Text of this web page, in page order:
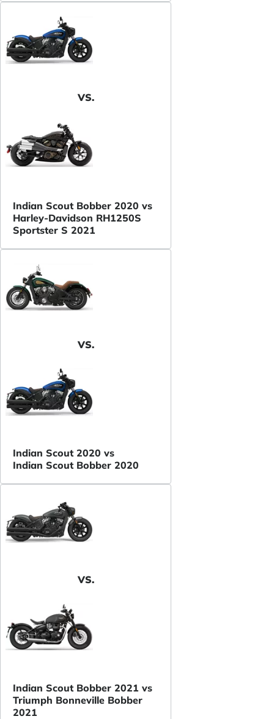
VS.
Indian Scout Bobber 2020 vs
Harley-Davidson RH1250S
Sportster S 2021
VS.
Indian Scout 2020 vs
Indian Scout Bobber 2020
VS.
Indian Scout Bobber 2021 vs
Triumph Bonneville Bobber
2021